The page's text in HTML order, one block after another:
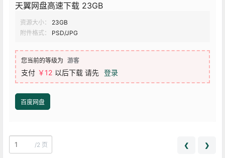
天翼网盘高速下载 23GB
资源大小：
23GB
附件格式：
PSD/JPG
您当前的等级为 游客
支付 ￥ 12 以后下载 请先 登录
百度网盘
/2 页 ❮ ❯